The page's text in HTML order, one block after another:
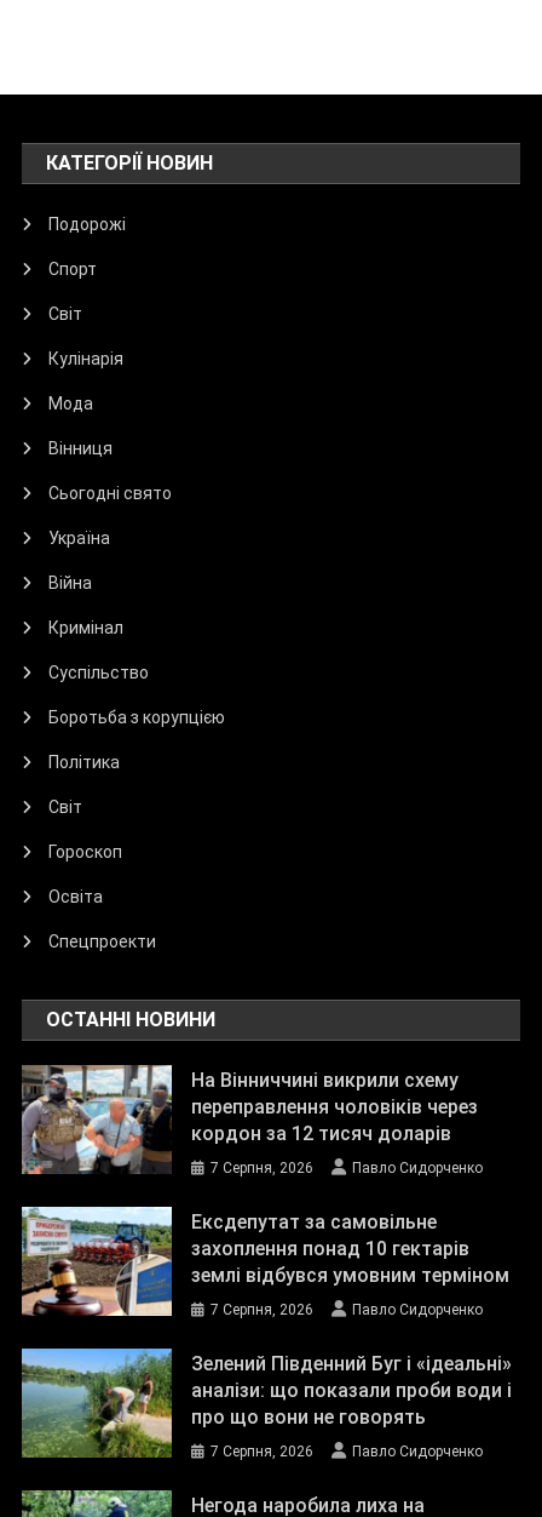
КАТЕГОРІЇ НОВИН
Подорожі
Спорт
Світ
Кулінарія
Мода
Вінниця
Сьогодні свято
Україна
Війна
Кримінал
Суспільство
Боротьба з корупцією
Політика
Світ
Гороскоп
Освіта
Спецпроекти
ОСТАННІ НОВИНИ
На Вінниччині викрили схему
переправлення чоловіків через
кордон за 12 тисяч доларів
7 Серпня, 2026 Павло Сидорченко
Ексдепутат за самовільне
захоплення понад 10 гектарів
землі відбувся умовним терміном
7 Серпня, 2026 Павло Сидорченко
Зелений Південний Буг і «ідеальні»
аналізи: що показали проби води і
про що вони не говорять
7 Серпня, 2026 Павло Сидорченко
Негода наробила лиха на